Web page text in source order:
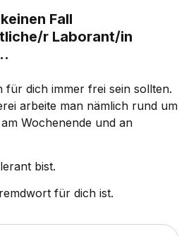
Fall
r Laborant/in
für dich immer frei sein sollten.
arbeite man nämlich rund um
Wochenende und an
bist.
für dich ist.